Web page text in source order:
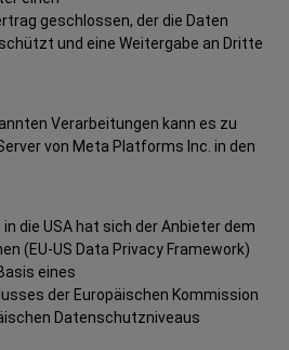
geschlossen, der die Daten
und eine Weitergabe an Dritte
Verarbeitungen kann es zu
von Meta Platforms Inc. in den
die USA hat sich der Anbieter dem
(EU-US Data Privacy Framework)
eines
der Europäischen Kommission
Datenschutzniveaus